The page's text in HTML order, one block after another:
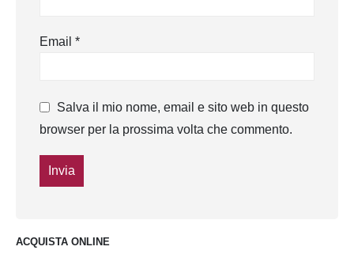
Email *
Salva il mio nome, email e sito web in questo
browser per la prossima volta che commento.
ACQUISTA ONLINE